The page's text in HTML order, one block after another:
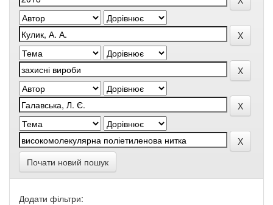
Почати новий пошук
Додати фільтри: